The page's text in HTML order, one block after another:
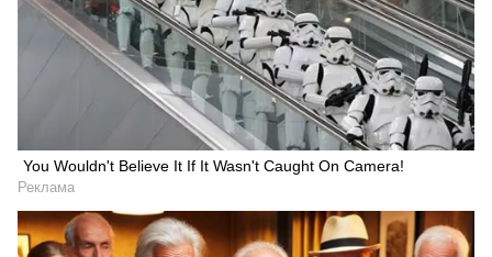
You Wouldn't Believe It If It Wasn't Caught On Camera!
Реклама